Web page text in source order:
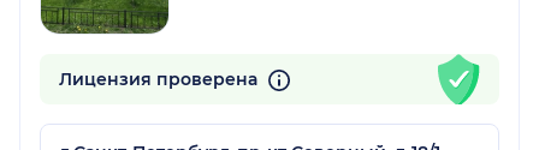
Лицензия проверена